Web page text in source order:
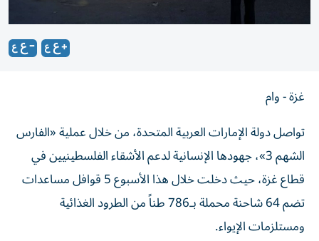
غزة - وام
تواصل دولة الإمارات العربية المتحدة، من خلال عملية «الفارس
الشهم 3»، جهودها الإنسانية لدعم الأشقاء الفلسطينيين في
قطاع غزة، حيث دخلت خلال هذا الأسبوع 5 قوافل مساعدات
تضم 64 شاحنة محملة بـ786 طناً من الطرود الغذائية
ومستلزمات الإيواء.